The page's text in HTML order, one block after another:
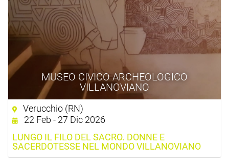
MUSEO CIVICO ARCHEOLOGICO
VILLANOVIANO
Verucchio (RN)
22 Feb - 27 Dic 2026
LUNGO IL FILO DEL SACRO. DONNE E
SACERDOTESSE NEL MONDO VILLANOVIANO